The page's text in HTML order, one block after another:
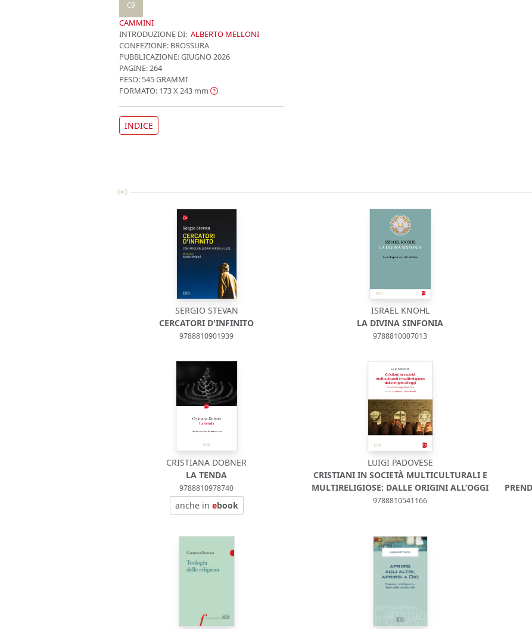
C9
CAMMINI
INTRODUZIONE DI: ALBERTO MELLONI
CONFEZIONE: BROSSURA
PUBBLICAZIONE:GIUGNO 2026
PAGINE: 264
PESO: 545 GRAMMI
FORMATO: 173 X 243 mm
INDICE
SERGIO STEVAN
CERCATORI D'INFINITO
9788810901939
ISRAEL KNOHL
LA DIVINA SINFONIA
9788810007013
CRISTIANA DOBNER
LA TENDA
9788810978740
anche in ebook
LUIGI PADOVESE
CRISTIANI IN SOCIETÀ MULTICULTURALI E
MULTIRELIGIOSE: DALLE ORIGINI ALL’OGGI
9788810541166